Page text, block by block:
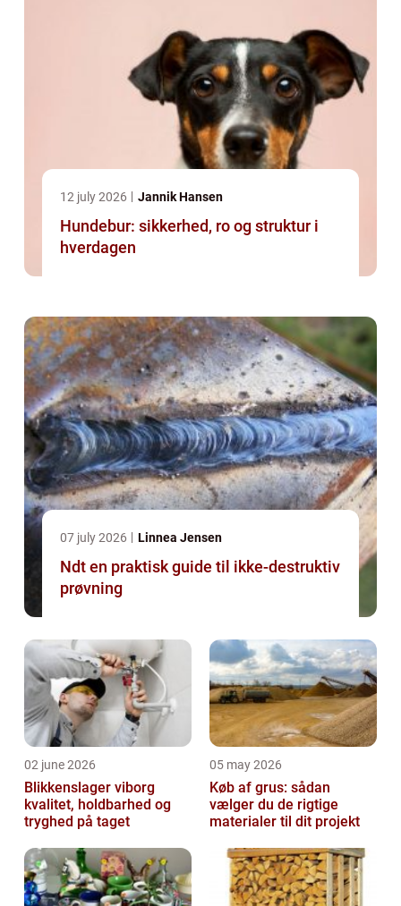
12 july 2026 Jannik Hansen
Hundebur: sikkerhed, ro og struktur i
hverdagen
07 july 2026 Linnea Jensen
Ndt en praktisk guide til ikke-destruktiv
prøvning
02 june 2026
Blikkenslager viborg
kvalitet, holdbarhed og
tryghed på taget
05 may 2026
Køb af grus: sådan
vælger du de rigtige
materialer til dit projekt